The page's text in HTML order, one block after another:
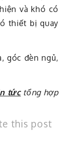
và khó có
thiết bị quay
góc đèn ngủ,
tứctổng hợp
this post